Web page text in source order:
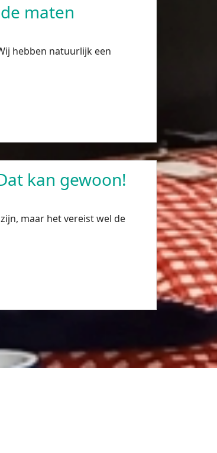
maten
hebben natuurlijk een
kan gewoon!
maar het vereist wel de